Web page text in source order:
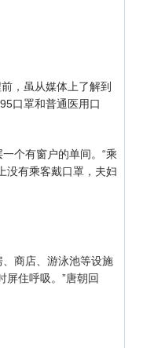
，虽从媒体上了解到
口罩和普通医用口
个有窗户的单间。“乘
没有乘客戴口罩，夫妇
商店、游泳池等设施
屏住呼吸。”唐朝回